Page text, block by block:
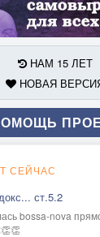
НАМ 15 ЛЕТ
НОВАЯ
СЕЙЧАС
ст.5.2
bossa-nova